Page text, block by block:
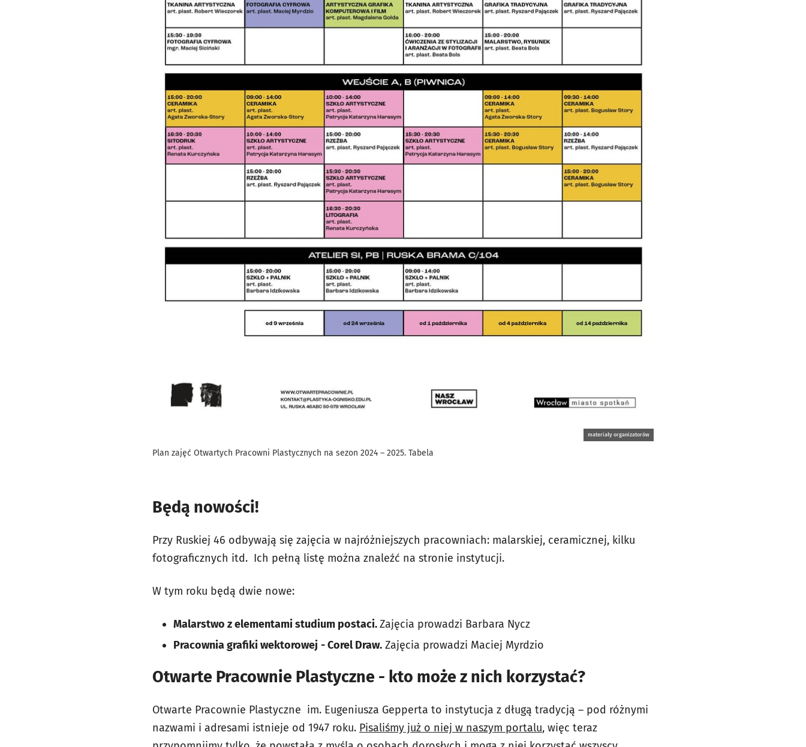
materiały organizatorów
Plan zajęć Otwartych Pracowni Plastycznych na sezon 2024 – 2025. Tabela
Będą nowości!
Przy Ruskiej 46 odbywają się zajęcia w najróżniejszych pracowniach: malarskiej, ceramicznej, kilku
fotograficznych itd. Ich pełną listę można znaleźć na stronie instytucji.
W tym roku będą dwie nowe:
Malarstwo z elementami studium postaci.Zajęcia prowadzi Barbara Nycz
Pracownia grafiki wektorowej - Corel Draw. Zajęcia prowadzi Maciej Myrdzio
Otwarte Pracownie Plastyczne - kto może z nich korzystać?
Otwarte Pracownie Plastyczne im. Eugeniusza Gepperta to instytucja z długą tradycją – pod różnymi
nazwami i adresami istnieje od 1947 roku. Pisaliśmy już o niej w naszym portalu, więc teraz